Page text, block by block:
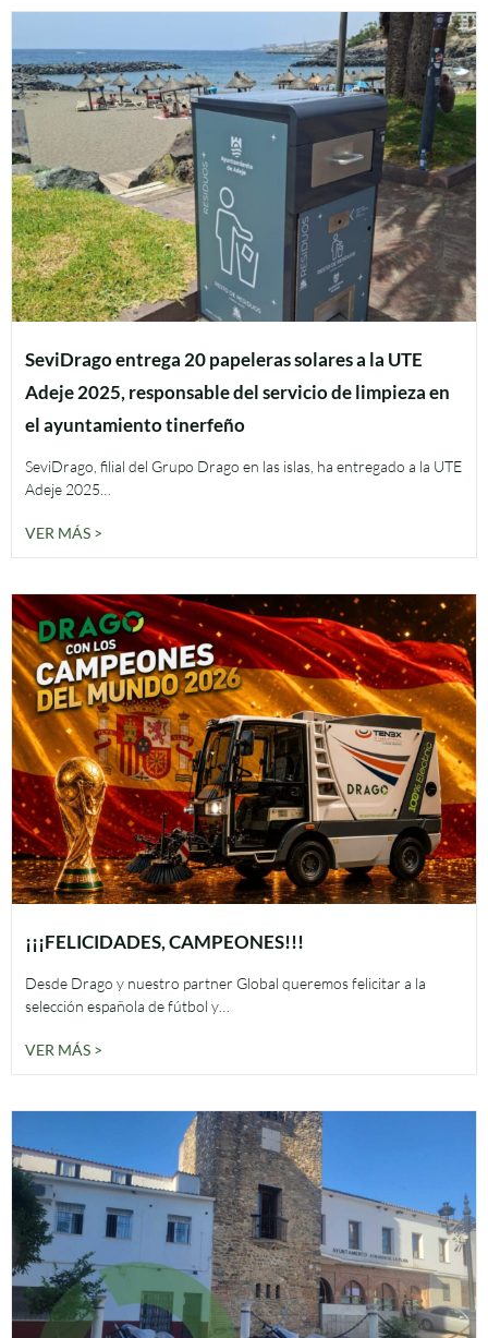
SeviDrago entrega 20 papeleras solares a la UTE
Adeje 2025, responsable del servicio de limpieza en
el ayuntamiento tinerfeño
SeviDrago, filial del Grupo Drago en las islas, ha entregado a la UTE
Adeje 2025…
VER MÁS >
¡¡¡FELICIDADES, CAMPEONES!!!
Desde Drago y nuestro partner Global queremos felicitar a la
selección española de fútbol y…
VER MÁS >